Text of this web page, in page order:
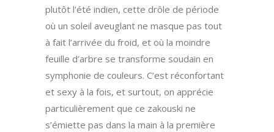
plutôt l’été indien, cette drôle de période
où un soleil aveuglant ne masque pas tout
à fait l’arrivée du froid, et où la moindre
feuille d’arbre se transforme soudain en
symphonie de couleurs. C’est réconfortant
et sexy à la fois, et surtout, on apprécie
particulièrement que ce zakouski ne
s’émiette pas dans la main à la première